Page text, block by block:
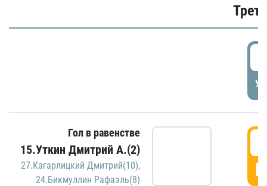
Гол в равенстве
15.Уткин Дмитрий А.(2)
27.Кагарлицкий Дмитрий(10),
24.Бикмуллин Рафаэль(8)